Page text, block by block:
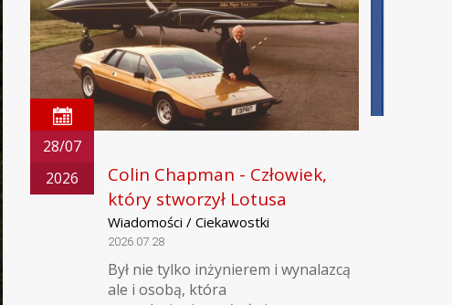
28/07
2026
Colin Chapman - Człowiek,
który stworzył Lotusa
Wiadomości / Ciekawostki
2026.07.28
Był nie tylko inżynierem i wynalazcą
ale i osobą, która